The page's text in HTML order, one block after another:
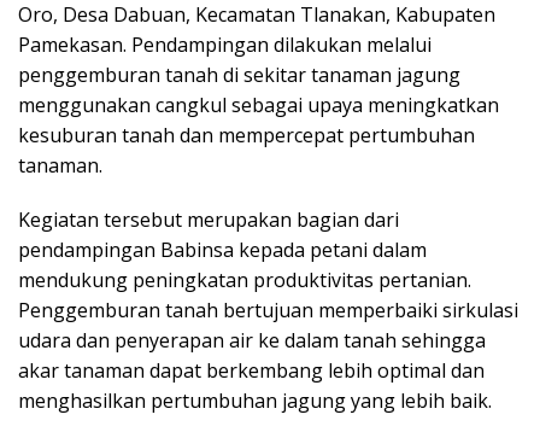
Oro, Desa Dabuan, Kecamatan Tlanakan, Kabupaten
Pamekasan. Pendampingan dilakukan melalui
penggemburan tanah di sekitar tanaman jagung
menggunakan cangkul sebagai upaya meningkatkan
kesuburan tanah dan mempercepat pertumbuhan
tanaman.
Kegiatan tersebut merupakan bagian dari
pendampingan Babinsa kepada petani dalam
mendukung peningkatan produktivitas pertanian.
Penggemburan tanah bertujuan memperbaiki sirkulasi
udara dan penyerapan air ke dalam tanah sehingga
akar tanaman dapat berkembang lebih optimal dan
menghasilkan pertumbuhan jagung yang lebih baik.